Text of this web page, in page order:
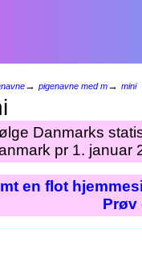
→ pigenavne med m→ mini
Danmarks
pr 1. januar
en flot
Prøv